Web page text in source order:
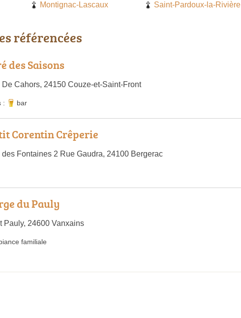
Montignac-Lascaux
Saint-Pardoux-la-Rivière
référencées
des Saisons
De Cahors, 24150 Couze-et-Saint-Front
: bar
Corentin Crêperie
des Fontaines 2 Rue Gaudra, 24100 Bergerac
du Pauly
Pauly, 24600 Vanxains
familiale